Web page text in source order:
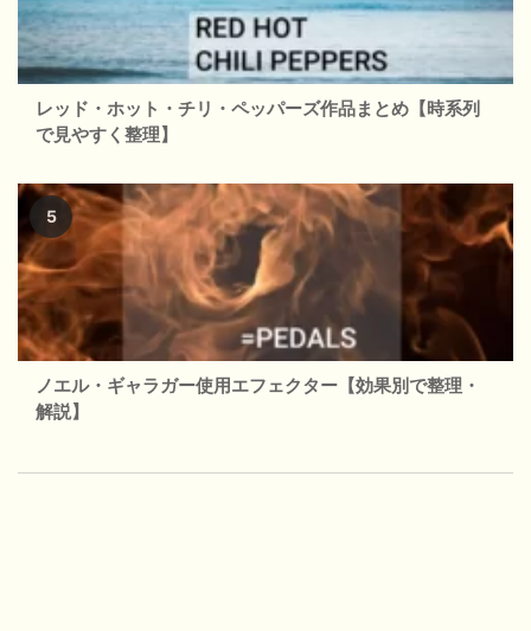
レッド・ホット・チリ・ペッパーズ作品まとめ【時系列
で見やすく整理】
ノエル・ギャラガー使用エフェクター【効果別で整理・
解説】